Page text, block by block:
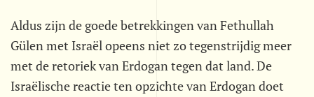
Aldus zijn de goede betrekkingen van Fethullah
Gülen met Israël opeens niet zo tegenstrijdig meer
met de retoriek van Erdogan tegen dat land. De
Israëlische reactie ten opzichte van Erdogan doet